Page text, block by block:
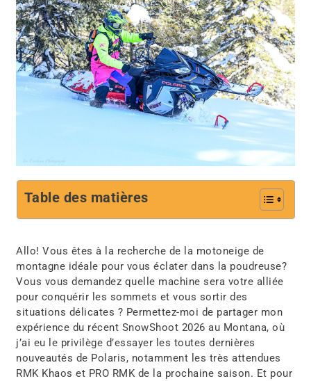
Table des matières
Allo! Vous êtes à la recherche de la motoneige de
montagne idéale pour vous éclater dans la poudreuse?
Vous vous demandez quelle machine sera votre alliée
pour conquérir les sommets et vous sortir des
situations délicates ? Permettez-moi de partager mon
expérience du récent SnowShoot 2026 au Montana, où
j’ai eu le privilège d’essayer les toutes dernières
nouveautés de Polaris, notamment les très attendues
RMK Khaos et PRO RMK de la prochaine saison. Et pour